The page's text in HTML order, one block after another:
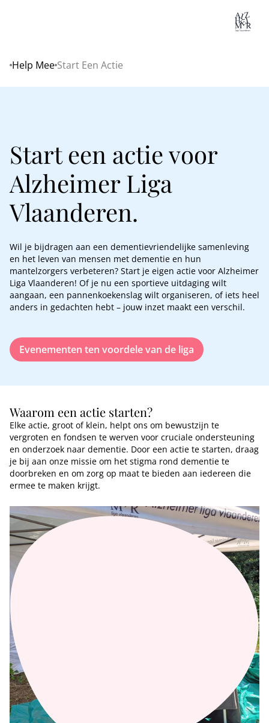
Home
Help Mee Start Een Actie
Start een actie voor
Alzheimer Liga
Vlaanderen.
Wil je bijdragen aan een dementievriendelijke samenleving
en het leven van mensen met dementie en hun
mantelzorgers verbeteren? Start je eigen actie voor Alzheimer
Liga Vlaanderen! Of je nu een sportieve uitdaging wilt
aangaan, een pannenkoekenslag wilt organiseren, of iets heel
anders in gedachten hebt – jouw inzet maakt een verschil.
Evenementen ten voordele van de liga
Waarom een actie starten?
Elke actie, groot of klein, helpt ons om bewustzijn te
vergroten en fondsen te werven voor cruciale ondersteuning
en onderzoek naar dementie. Door een actie te starten, draag
je bij aan onze missie om het stigma rond dementie te
doorbreken en om zorg op maat te bieden aan iedereen die
ermee te maken krijgt.